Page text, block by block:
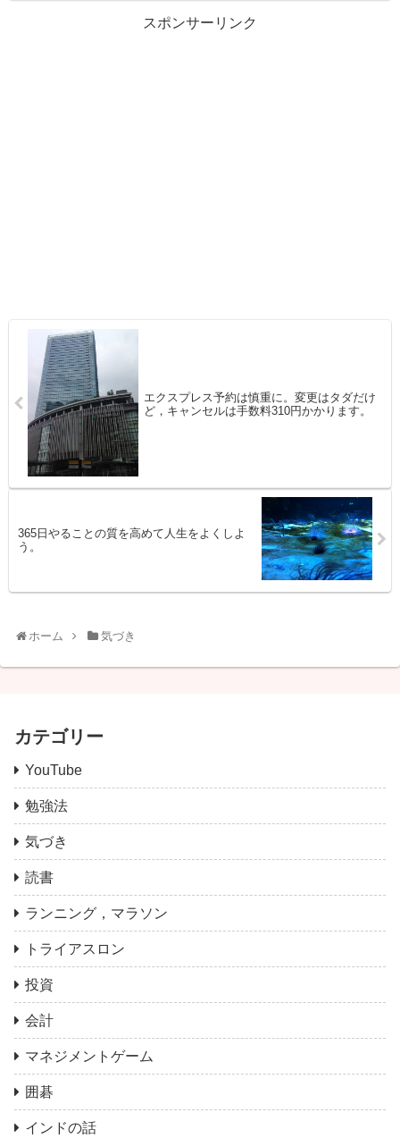
スポンサーリンク
エクスプレス予約は慎重に。変更はタダだけ
ど，キャンセルは手数料310円かかります。
365日やることの質を高めて人生をよくしよ
う。
ホーム 気づき
カテゴリー
YouTube
勉強法
気づき
読書
ランニング，マラソン
トライアスロン
投資
会計
マネジメントゲーム
囲碁
インドの話